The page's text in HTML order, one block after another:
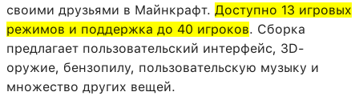
своими друзьями в Майнкрафт. Доступно 13 игровых
режимов и поддержка до 40 игроков. Сборка
предлагает пользовательский интерфейс, 3D-
оружие, бензопилу, пользовательскую музыку и
множество других вещей.